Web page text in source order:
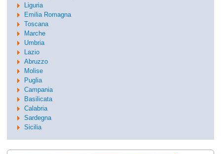
Liguria
Emilia Romagna
Toscana
Marche
Umbria
Lazio
Abruzzo
Molise
Puglia
Campania
Basilicata
Calabria
Sardegna
Sicilia